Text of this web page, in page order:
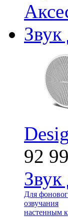
Звук
92
Звук
Для
озвучания
настенным